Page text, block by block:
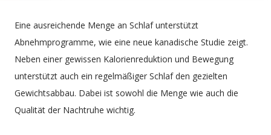
Eine ausreichende Menge an Schlaf unterstützt
Abnehmprogramme, wie eine neue kanadische Studie zeigt.
Neben einer gewissen Kalorienreduktion und Bewegung
unterstützt auch ein regelmäßiger Schlaf den gezielten
Gewichtsabbau. Dabei ist sowohl die Menge wie auch die
Qualität der Nachtruhe wichtig.